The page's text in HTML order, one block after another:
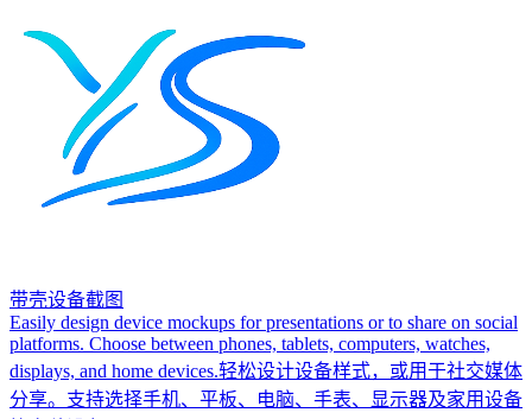
带壳设备截图
Easily design device mockups for presentations or to share on social
platforms. Choose between phones, tablets, computers, watches,
displays, and home devices.轻松设计设备样式，或用于社交媒体
分享。支持选择手机、平板、电脑、手表、显示器及家用设备